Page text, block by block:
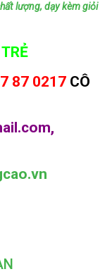
lượng, dạy kèm giỏi
87 0217 CÔ